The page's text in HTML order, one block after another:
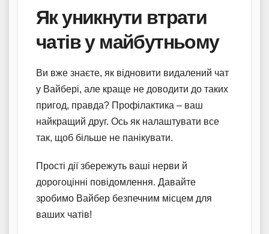
Як уникнути втрати
чатів у майбутньому
Ви вже знаєте, як відновити видалений чат
у Вайбері, але краще не доводити до таких
пригод, правда? Профілактика – ваш
найкращий друг. Ось як налаштувати все
так, щоб більше не панікувати.
Прості дії збережуть ваші нерви й
дорогоцінні повідомлення. Давайте
зробимо Вайбер безпечним місцем для
ваших чатів!